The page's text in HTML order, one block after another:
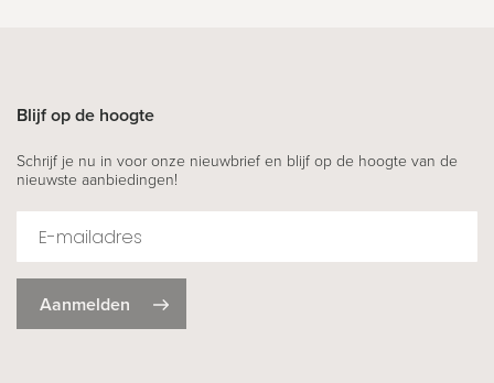
Blijf op de hoogte
Schrijf je nu in voor onze nieuwbrief en blijf op de hoogte van de
nieuwste aanbiedingen!
Aanmelden